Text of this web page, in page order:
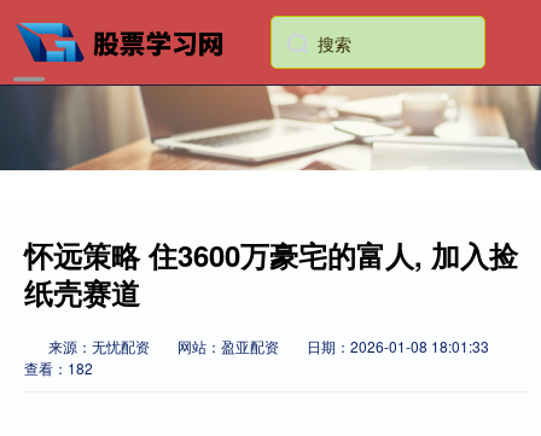
怀远策略 住3600万豪宅的富人, 加入捡
纸壳赛道
来源：无忧配资 网站：盈亚配资
日期：2026-01-08 18:01:33
查看：182